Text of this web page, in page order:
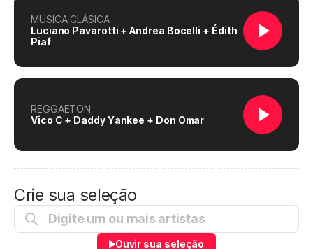
MÚSICA CLÁSICA
Luciano Pavarotti + Andrea Bocelli + Édith
Piaf
REGGAETON
Vico C + Daddy Yankee + Don Omar
Crie sua seleção
Ouvir sua seleção